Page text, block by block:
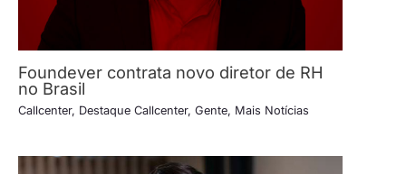
Foundever contrata novo diretor de RH
no Brasil
Callcenter, Destaque Callcenter, Gente, Mais Notícias